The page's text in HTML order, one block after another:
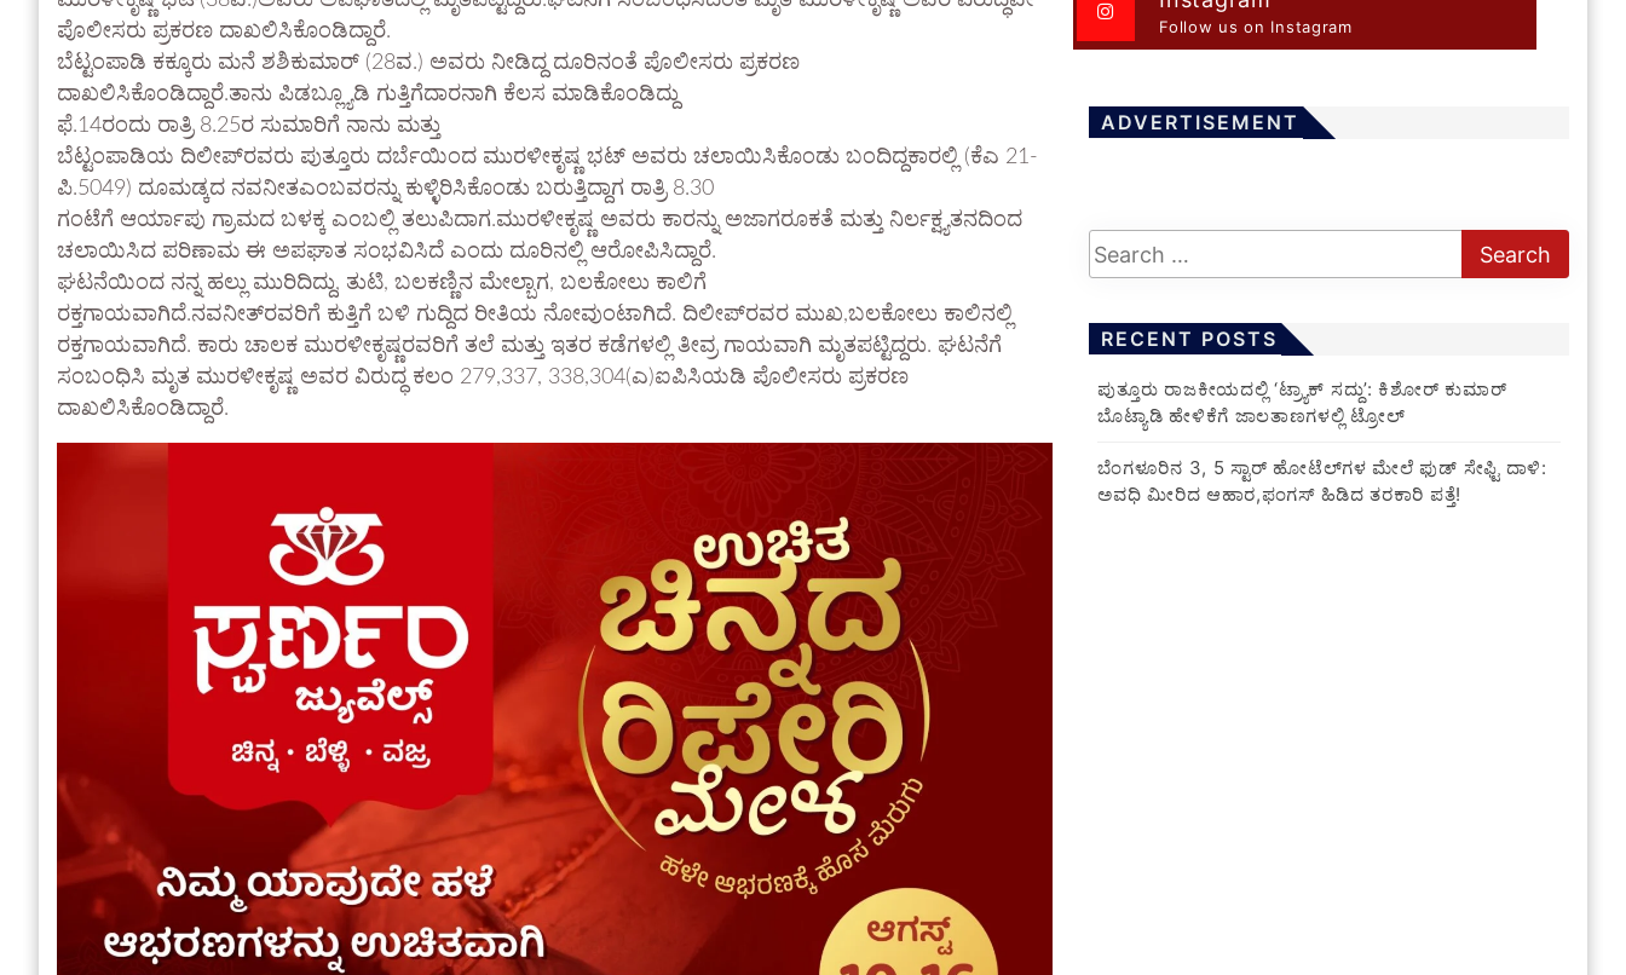
ಪೊಲೀಸರು ಪ್ರಕರಣ ದಾಖಲಿಸಿಕೊಂಡಿದ್ದಾರೆ.
ಬೆಟ್ಟಂಪಾಡಿ ಕಕ್ಕೂರು ಮನೆ ಶಶಿಕುಮಾರ್ (28ವ.) ಅವರು ನೀಡಿದ್ದ ದೂರಿನಂತೆ ಪೊಲೀಸರು ಪ್ರಕರಣ
ದಾಖಲಿಸಿಕೊಂಡಿದ್ದಾರೆ.ತಾನು ಪಿಡಬ್ಲ್ಯೂಡಿ ಗುತ್ತಿಗೆದಾರನಾಗಿ ಕೆಲಸ ಮಾಡಿಕೊಂಡಿದ್ದು
ಫೆ.14ರಂದು ರಾತ್ರಿ 8.25ರ ಸುಮಾರಿಗೆ ನಾನು ಮತ್ತು
ಬೆಟ್ಟಂಪಾಡಿಯ ದಿಲೀಪ್‌ರವರು ಪುತ್ತೂರು ದರ್ಬೆಯಿಂದ ಮುರಳೀಕೃಷ್ಣ ಭಟ್ ಅವರು ಚಲಾಯಿಸಿಕೊಂಡು ಬಂದಿದ್ದಕಾರಲ್ಲಿ (ಕೆಎ 21-
ಪಿ.5049) ದೂಮಡ್ಕದ ನವನೀತಎಂಬವರನ್ನು ಕುಳ್ಳಿರಿಸಿಕೊಂಡು ಬರುತ್ತಿದ್ದಾಗ ರಾತ್ರಿ 8.30
ಗಂಟೆಗೆ ಆರ್ಯಾಪು ಗ್ರಾಮದ ಬಳಕ್ಕ ಎಂಬಲ್ಲಿ ತಲುಪಿದಾಗ.ಮುರಳೀಕೃಷ್ಣ ಅವರು ಕಾರನ್ನು ಅಜಾಗರೂಕತೆ ಮತ್ತು ನಿರ್ಲಕ್ಷ್ಯತನದಿಂದ
ಚಲಾಯಿಸಿದ ಪರಿಣಾಮ ಈ ಅಪಘಾತ ಸಂಭವಿಸಿದೆ ಎಂದು ದೂರಿನಲ್ಲಿ ಆರೋಪಿಸಿದ್ದಾರೆ.
ಘಟನೆಯಿಂದ ನನ್ನ ಹಲ್ಲು ಮುರಿದಿದ್ದು, ತುಟಿ, ಬಲಕಣ್ಣಿನ ಮೇಲ್ಬಾಗ, ಬಲಕೋಲು ಕಾಲಿಗೆ
ರಕ್ತಗಾಯವಾಗಿದೆ.ನವನೀತ್‌ರವರಿಗೆ ಕುತ್ತಿಗೆ ಬಳಿ ಗುದ್ದಿದ ರೀತಿಯ ನೋವುಂಟಾಗಿದೆ. ದಿಲೀಪ್‌ರವರ ಮುಖ,ಬಲಕೋಲು ಕಾಲಿನಲ್ಲಿ
ರಕ್ತಗಾಯವಾಗಿದೆ. ಕಾರು ಚಾಲಕ ಮುರಳೀಕೃಷ್ಣರವರಿಗೆ ತಲೆ ಮತ್ತು ಇತರ ಕಡೆಗಳಲ್ಲಿ ತೀವ್ರ ಗಾಯವಾಗಿ ಮೃತಪಟ್ಟಿದ್ದರು. ಘಟನೆಗೆ
ಸಂಬಂಧಿಸಿ ಮೃತ ಮುರಳೀಕೃಷ್ಣ ಅವರ ವಿರುದ್ಧ ಕಲಂ 279,337, 338,304(ಎ)ಐಪಿಸಿಯಡಿ ಪೊಲೀಸರು ಪ್ರಕರಣ
ದಾಖಲಿಸಿಕೊಂಡಿದ್ದಾರೆ.
Follow us on Instagram
ADVERTISEMENT
RECENT POSTS
ಪುತ್ತೂರು ರಾಜಕೀಯದಲ್ಲಿ ‘ಟ್ರ್ಯಾಕ್ ಸದ್ದು’: ಕಿಶೋರ್ ಕುಮಾರ್
ಬೊಟ್ಯಾಡಿ ಹೇಳಿಕೆಗೆ ಜಾಲತಾಣಗಳಲ್ಲಿ ಟ್ರೋಲ್
​ಬೆಂಗಳೂರಿನ 3, 5 ಸ್ಟಾರ್ ಹೋಟೆಲ್‌ಗಳ ಮೇಲೆ ಫುಡ್ ಸೇಫ್ಟಿ ದಾಳಿ:
ಅವಧಿ ಮೀರಿದ ಆಹಾರ,ಫಂಗಸ್ ಹಿಡಿದ ತರಕಾರಿ ಪತ್ತೆ!